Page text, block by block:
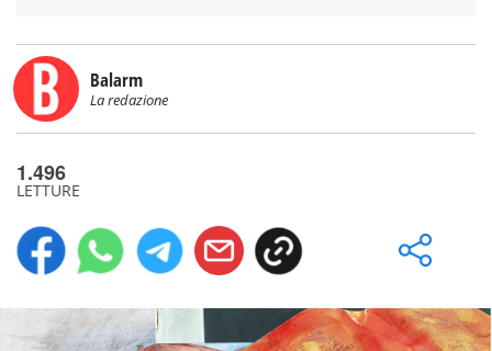
Balarm
La redazione
1.496
LETTURE